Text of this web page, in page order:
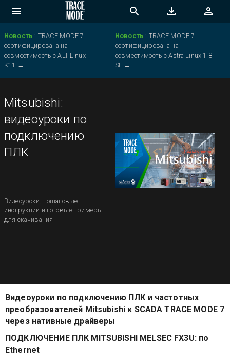
Новость : TRACE MODE 7
сертифицирована на
совместимость с ALT Linux
K11 →
Новость : TRACE MODE 7
сертифицирована на
совместимость с Astra Linux 1.8
SE →
Mitsubishi:
видеоуроки по
подключению
ПЛК
Видеоуроки, пошаговые
инструкции и готовые примеры
для скачивания
Видеоуроки по подключению ПЛК и частотных
преобразователей Mitsubishi к SCADA TRACE MODE 7
через нативные драйверы
ПОДКЛЮЧЕНИЕ ПЛК MITSUBISHI MELSEC FX3U: по
Ethernet